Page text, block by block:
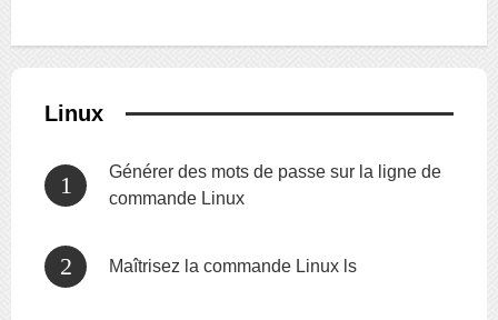
Linux
Générer des mots de passe sur la ligne de
commande Linux
Maîtrisez la commande Linux ls